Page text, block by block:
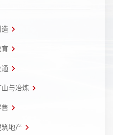
造
育
通
山与冶炼
售
筑地产